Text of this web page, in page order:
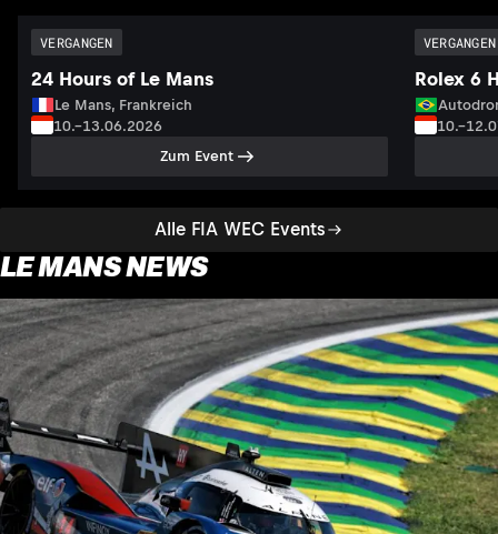
Alle FIA WEC Events
VERGANGEN
24 Hours of Le Mans
Le Mans, Frankreich
10.–13.06.2026
Zum Event
VERGANGEN
Rolex 6
LE MANS NEWS